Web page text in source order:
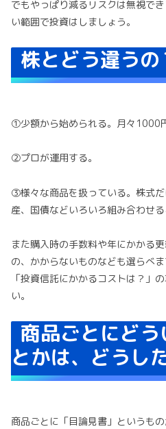
でもやっぱり減るリスクは無視で
い範囲で投資はしましょう。
株とどう違うの
①少額から始められる。月々1000
②プロが運用する。
③様々な商品を扱っている。株式
産、国債などいろいろ組み合わせる
また購入時の手数料や年にかかる
の、かからないものなども選らべま
「投資信託にかかるコストは？」
い。
商品ごとにど
とかは、どうし
商品ごとに「目論見書」というも